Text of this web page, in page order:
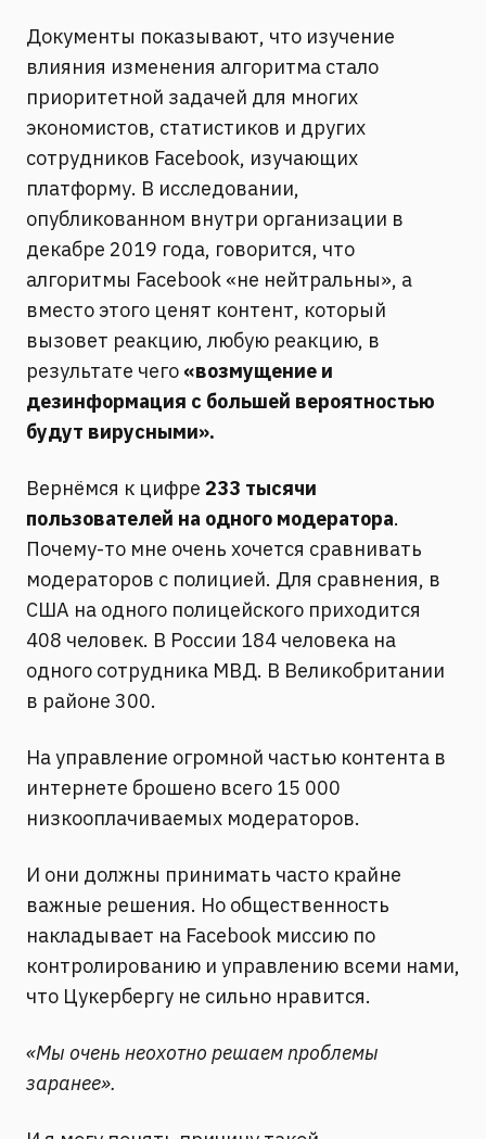
Документы показывают, что изучение
влияния изменения алгоритма стало
приоритетной задачей для многих
экономистов, статистиков и других
сотрудников Facebook, изучающих
платформу. В исследовании,
опубликованном внутри организации в
декабре 2019 года, говорится, что
алгоритмы Facebook «не нейтральны», а
вместо этого ценят контент, который
вызовет реакцию, любую реакцию, в
результате чего «возмущение и
дезинформация с большей вероятностью
будут вирусными».
Вернёмся к цифре 233 тысячи
пользователей на одного модератора.
Почему-то мне очень хочется сравнивать
модераторов с полицией. Для сравнения, в
США на одного полицейского приходится
408 человек. В России 184 человека на
одного сотрудника МВД. В Великобритании
в районе 300.
На управление огромной частью контента в
интернете брошено всего 15 000
низкооплачиваемых модераторов.
И они должны принимать часто крайне
важные решения. Но общественность
накладывает на Facebook миссию по
контролированию и управлению всеми нами,
что Цукербергу не сильно нравится.
«Мы очень неохотно решаем проблемы
заранее».